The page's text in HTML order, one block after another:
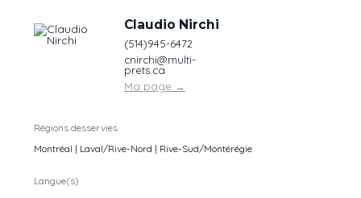
Claudio Nirchi
(514)945-6472
cnirchi@multi-
prets.ca
Ma page →
Régions desservies
Montréal | Laval/Rive-Nord | Rive-Sud/Montérégie
Langue(s)